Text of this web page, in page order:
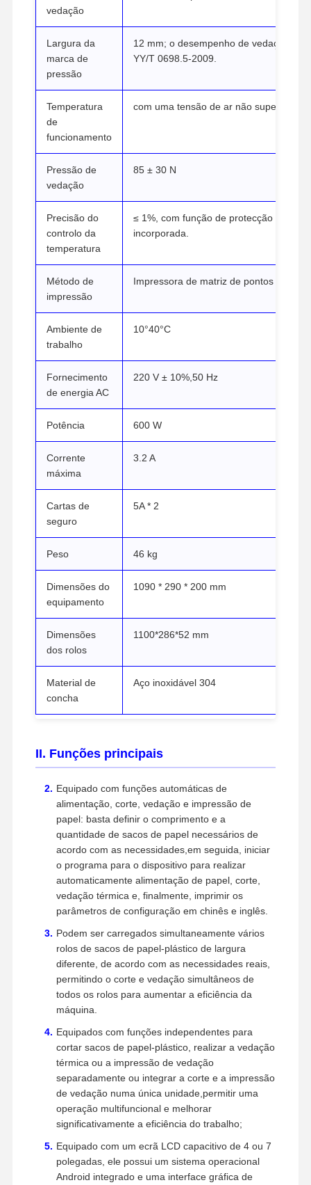
Visita À
Fábrica
Controle De
Contacte-
Notícias
Casos
Esterilizador horizontal da autoclave
Autoclave Vertical
Autoclave de Bancada
Esterilizador de plasma a baixa temperatura
Esterilizador do óxido de etileno
Esterilizadores farmacêuticos
Desinfetante automático para lavadora
armário de secagem
Equipamento de laboratório
vedação
Largura da
marca de
pressão
12 mm; o desempenho de vedação
YY/T 0698.5-2009.
Temperatura
de
funcionamento
com uma tensão de ar não superior a
Pressão de
vedação
85 ± 30 N
Precisão do
controlo da
temperatura
≤ 1%, com função de protecção contra
incorporada.
Método de
impressão
Impressora de matriz de pontos
Ambiente de
trabalho
10°40°C
Fornecimento
de energia AC
220 V ± 10%,50 Hz
Potência 600 W
Corrente
máxima
3.2 A
Cartas de
seguro
5A * 2
Peso 46 kg
Dimensões do
equipamento
1090 * 290 * 200 mm
Dimensões
dos rolos
1100*286*52 mm
Material de
concha
Aço inoxidável 304
II. Funções principais
Equipado com funções automáticas de
alimentação, corte, vedação e impressão de
papel: basta definir o comprimento e a
quantidade de sacos de papel necessários de
acordo com as necessidades,em seguida, iniciar
o programa para o dispositivo para realizar
automaticamente alimentação de papel, corte,
vedação térmica e, finalmente, imprimir os
parâmetros de configuração em chinês e inglês.
Podem ser carregados simultaneamente vários
rolos de sacos de papel-plástico de largura
diferente, de acordo com as necessidades reais,
permitindo o corte e vedação simultâneos de
todos os rolos para aumentar a eficiência da
máquina.
Equipados com funções independentes para
cortar sacos de papel-plástico, realizar a vedação
térmica ou a impressão de vedação
separadamente ou integrar a corte e a impressão
de vedação numa única unidade,permitir uma
operação multifuncional e melhorar
significativamente a eficiência do trabalho;
Equipado com um ecrã LCD capacitivo de 4 ou 7
polegadas, ele possui um sistema operacional
Android integrado e uma interface gráfica de